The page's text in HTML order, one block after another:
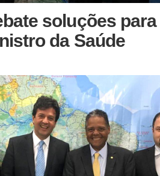
soluções
da Saúde